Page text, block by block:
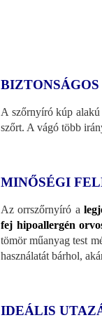
A szőrnyíró kúp alakú
szőrt. A vágó több
MINŐSÉGI
Az orrszőrnyíró a
fej hipoallergén
tömör műanyag test
használatát bárhol,
IDEÁLIS